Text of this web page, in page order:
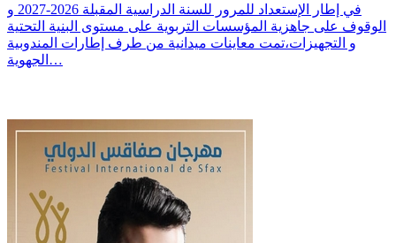
في إطار الإستعداد للمرور للسنة الدراسية المقبلة 2026-2027 و
الوقوف على جاهزية المؤسسات التربوية على مستوى البنية التحتية
و التجهيزات،تمت معاينات ميدانية من طرف إطارات المندوبية
الجهوية…